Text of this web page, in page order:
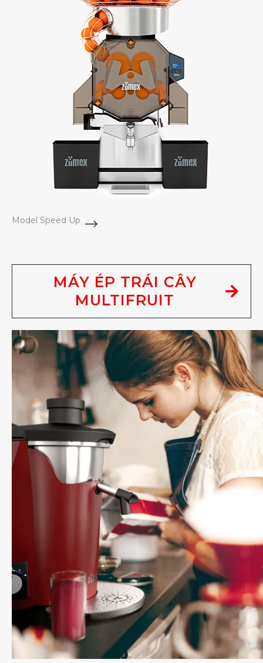
Model Speed Up
MÁY ÉP TRÁI CÂY
MULTIFRUIT